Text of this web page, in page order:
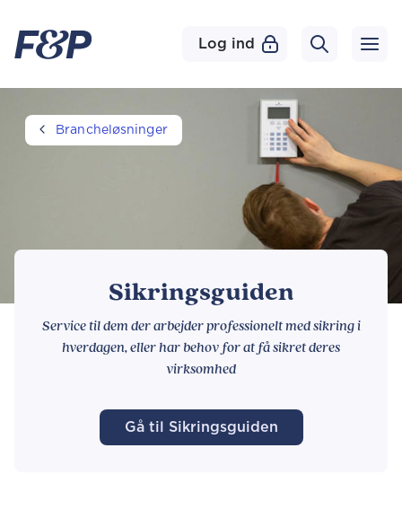
Log ind
Brancheløsninger
Sikringsguiden
Service til dem der arbejder professionelt med sikring i
hverdagen, eller har behov for at få sikret deres
virksomhed
Gå til Sikringsguiden